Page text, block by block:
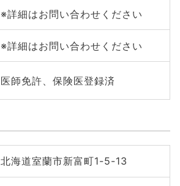
※詳細はお問い合わせください
※詳細はお問い合わせください
医師免許、保険医登録済
北海道室蘭市新富町1-5-13